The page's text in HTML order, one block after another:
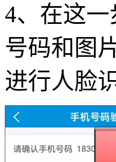
4、在这
号码和图
进行人脸